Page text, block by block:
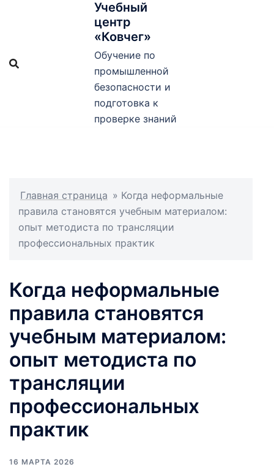
Учебный
центр
«Ковчег»
Обучение по
промышленной
безопасности и
подготовка к
проверке знаний
Главная страница » Когда неформальные
правила становятся учебным материалом:
опыт методиста по трансляции
профессиональных практик
Когда неформальные
правила становятся
учебным материалом:
опыт методиста по
трансляции
профессиональных
практик
16 МАРТА 2026